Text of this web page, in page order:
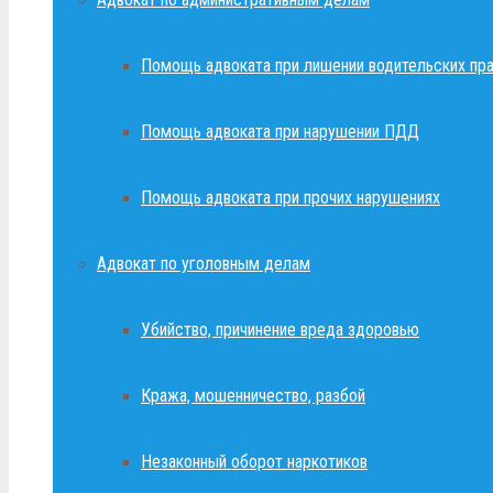
Помощь адвоката при лишении водительских
Помощь адвоката при нарушении ПДД
Помощь адвоката при прочих нарушениях
Адвокат по уголовным делам
Убийство, причинение вреда здоровью
Кража, мошенничество, разбой
Незаконный оборот наркотиков